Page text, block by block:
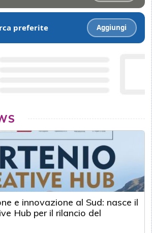
preferite Aggiungi
e innovazione al Sud: nasce il
Hub per il rilancio del